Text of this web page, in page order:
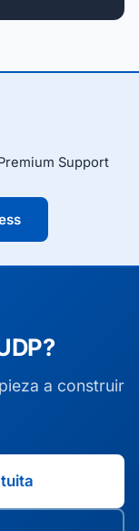
Support
a construir